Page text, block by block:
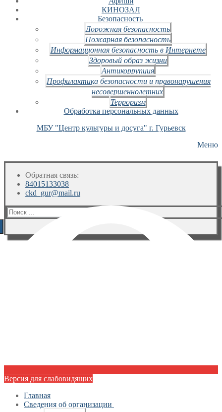
КИНОЗАЛ
Безопасность
Дорожная безопасность
Пожарная безопасность
Информационная безопасность в Интернете
Здоровый образ жизни
Антикоррупция
Профилактика безопасности и правонарушения
несовершеннолетних
Терроризм
Обработка персональных данных
МБУ "Центр культуры и досуга" г. Гурьевск
Меню
Обратная связь:
84015133038
ckd_gur@mail.ru
Искать:
Версия для слабовидящих
Главная
Сведения об организации